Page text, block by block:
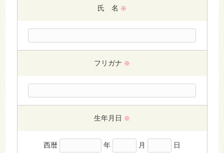
氏 名 ※
フリガナ ※
生年月日 ※
西暦 年 月 日